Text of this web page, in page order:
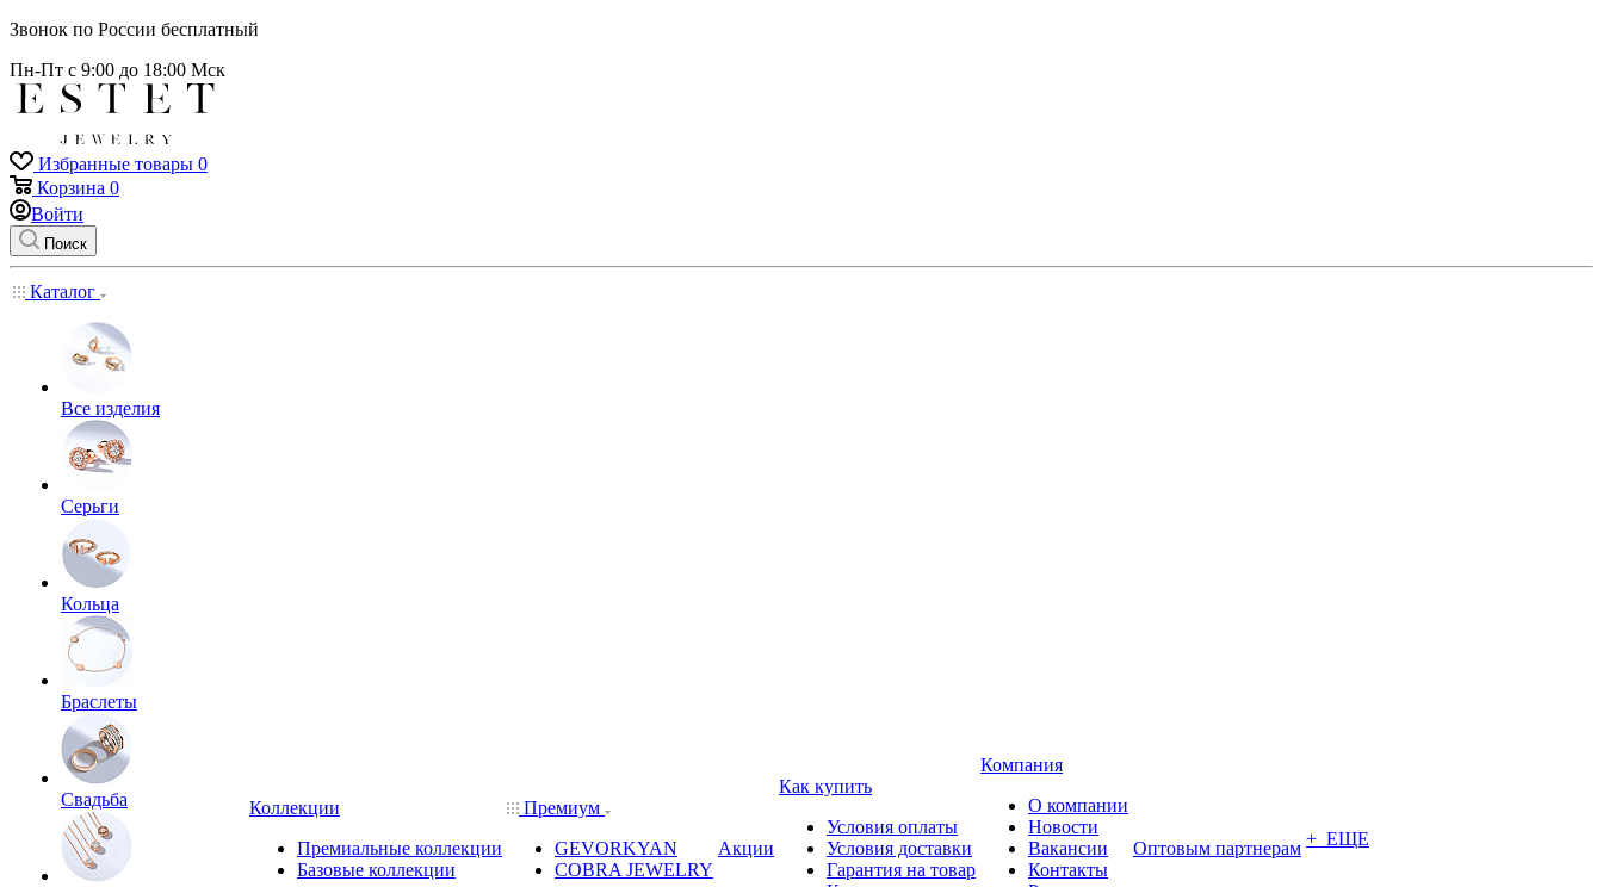
Звонок по России бесплатный
Пн-Пт с 9:00 до 18:00 Мск
Избранные товары 0
Корзина 0
Войти
Поиск
Каталог
Все изделия
Серьги
Кольца
Браслеты
Свадьба
Коллекции
Премиальные коллекции
Базовые коллекции
Премиум
GEVORKYAN
COBRA JEWELRY
Акции
Как купить
Условия оплаты
Условия доставки
Гарантия на товар
Компания
О компании
Новости
Вакансии
Контакты
Оптовым партнерам + ЕЩЕ